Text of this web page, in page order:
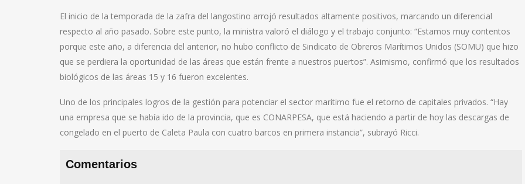
El inicio de la temporada de la zafra del langostino arrojó resultados altamente positivos, marcando un diferencial
respecto al año pasado. Sobre este punto, la ministra valoró el diálogo y el trabajo conjunto: “Estamos muy contentos
porque este año, a diferencia del anterior, no hubo conflicto de Sindicato de Obreros Marítimos Unidos (SOMU) que hizo
que se perdiera la oportunidad de las áreas que están frente a nuestros puertos”. Asimismo, confirmó que los resultados
biológicos de las áreas 15 y 16 fueron excelentes.
Uno de los principales logros de la gestión para potenciar el sector marítimo fue el retorno de capitales privados. “Hay
una empresa que se había ido de la provincia, que es CONARPESA, que está haciendo a partir de hoy las descargas de
congelado en el puerto de Caleta Paula con cuatro barcos en primera instancia”, subrayó Ricci.
Comentarios